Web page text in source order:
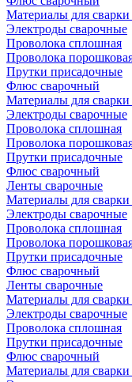
Материалы для
Электроды сварочные
Проволока сплошная
Проволока
Прутки присадочные
Флюс сварочный
Материалы для
Электроды сварочные
Проволока сплошная
Проволока
Прутки присадочные
Флюс сварочный
Ленты сварочные
Материалы для сварки
Электроды сварочные
Проволока сплошная
Проволока
Прутки присадочные
Флюс сварочный
Ленты сварочные
Материалы для
Электроды сварочные
Проволока сплошная
Прутки присадочные
Флюс сварочный
Материалы для